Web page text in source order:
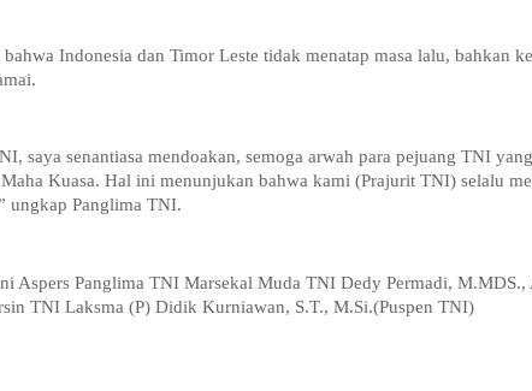
Indonesia dan Timor Leste tidak menatap masa lalu, bahkan
saya senantiasa mendoakan, semoga arwah para pejuang TNI
Kuasa. Hal ini menunjukan bahwa kami (Prajurit TNI) selalu
ungkap Panglima TNI.
Aspers Panglima TNI Marsekal Muda TNI Dedy Permadi,
TNI Laksma (P) Didik Kurniawan, S.T., M.Si.(Puspen TNI)